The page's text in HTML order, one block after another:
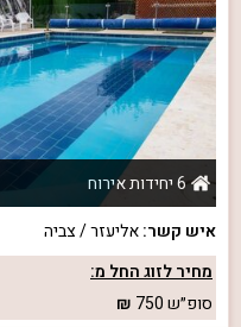
6 יחידות אירוח
איש קשר:אליעזר / צביה
מחיר לזוג החל מ:
סופ״ש750